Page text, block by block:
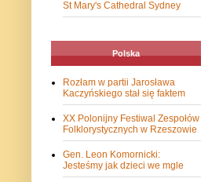
St Mary's Cathedral Sydney
Polska
Rozłam w partii Jarosława
Kaczyńskiego stał się faktem
XX Polonijny Festiwal Zespołów
Folklorystycznych w Rzeszowie
Gen. Leon Komornicki:
Jesteśmy jak dzieci we mgle